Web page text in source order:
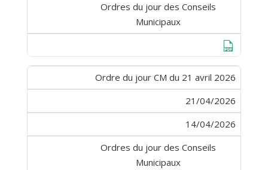
Ordres du jour des Conseils
Municipaux
Ordre du jour CM du 21 avril 2026
21/04/2026
14/04/2026
Ordres du jour des Conseils
Municipaux